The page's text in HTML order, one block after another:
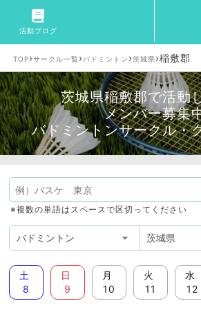
活動ブログ
TOP›サークル一覧 › バドミントン ›茨城県›稲敷郡
茨城県稲敷郡で活動
メンバー募集
バドミントンサークル・
※複数の単語はスペースで区切ってください
土
8
日
9
月
10
火
11
水
12